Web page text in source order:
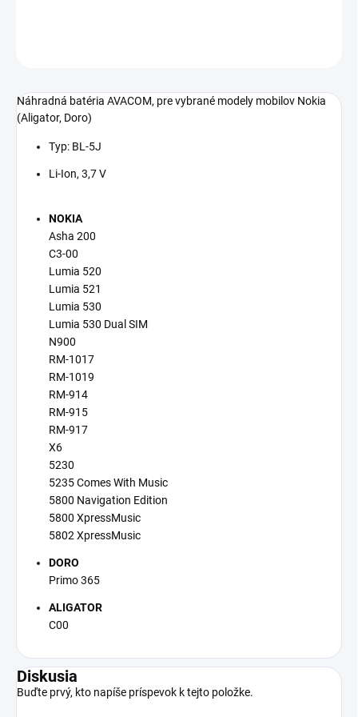
Náhradná batéria AVACOM, pre vybrané modely mobilov Nokia
(Aligator, Doro)
Typ: BL-5J
Li-Ion, 3,7 V
NOKIA
Asha 200
C3-00
Lumia 520
Lumia 521
Lumia 530
Lumia 530 Dual SIM
N900
RM-1017
RM-1019
RM-914
RM-915
RM-917
X6
5230
5235 Comes With Music
5800 Navigation Edition
5800 XpressMusic
5802 XpressMusic
DORO
Primo 365
ALIGATOR
C00
Diskusia
Buďte prvý, kto napíše príspevok k tejto položke.